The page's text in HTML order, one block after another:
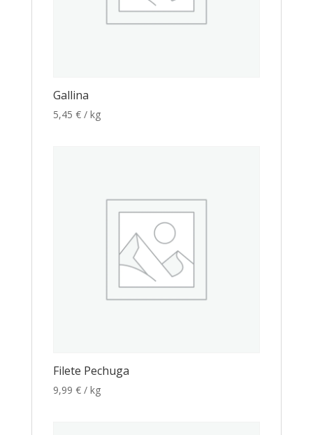
Gallina
5,45 € / kg
Filete Pechuga
9,99 € / kg